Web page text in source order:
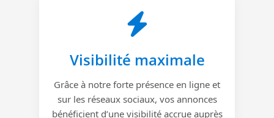
Visibilité maximale
Grâce à notre forte présence en ligne et
sur les réseaux sociaux, vos annonces
bénéficient d’une visibilité accrue auprès